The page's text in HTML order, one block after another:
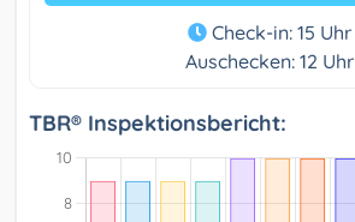
Check-in: 15 Uhr
Auschecken: 12 Uhr
TBR® Inspektionsbericht: